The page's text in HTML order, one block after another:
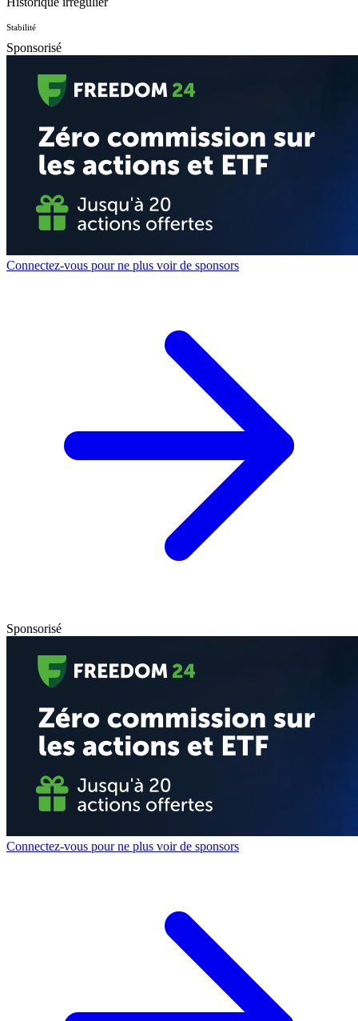
Stabilité
Sponsorisé
Connectez-vous pour ne plus voir de sponsors
Sponsorisé
Connectez-vous pour ne plus voir de sponsors